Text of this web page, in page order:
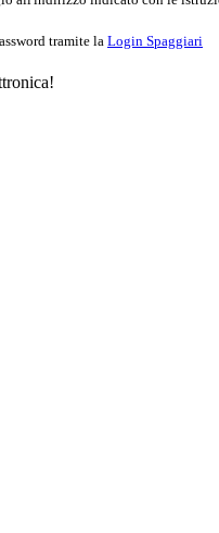
tramite la Login Spaggiari